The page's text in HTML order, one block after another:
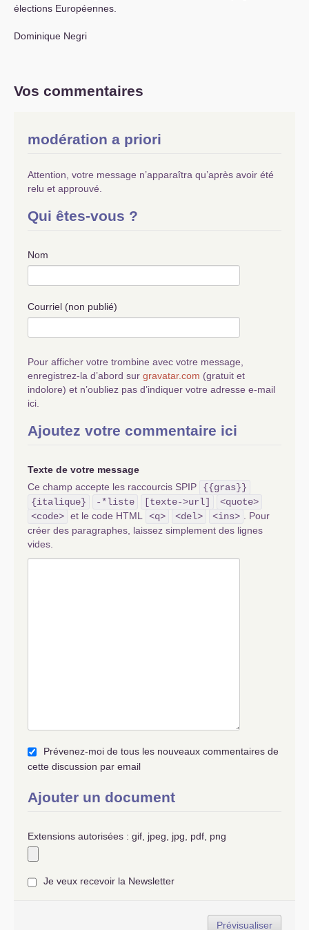
élections Européennes.
Dominique Negri
Vos commentaires
modération a priori
Attention, votre message n’apparaîtra qu’après avoir été
relu et approuvé.
Qui êtes-vous ?
Nom
Courriel (non publié)
Pour afficher votre trombine avec votre message,
enregistrez-la d’abord sur gravatar.com (gratuit et
indolore) et n’oubliez pas d’indiquer votre adresse e-mail
ici.
Ajoutez votre commentaire ici
Texte de votre message
Ce champ accepte les raccourcis SPIP
{{gras}}
{italique}
-*liste [texte->url]
<quote>
<code> et le code HTML <q> <del> <ins>
. Pour
créer des paragraphes, laissez simplement des lignes
vides.
Prévenez-moi de tous les nouveaux commentaires de
cette discussion par email
Ajouter un document
Extensions autorisées : gif, jpeg, jpg, pdf, png
Je veux recevoir la Newsletter